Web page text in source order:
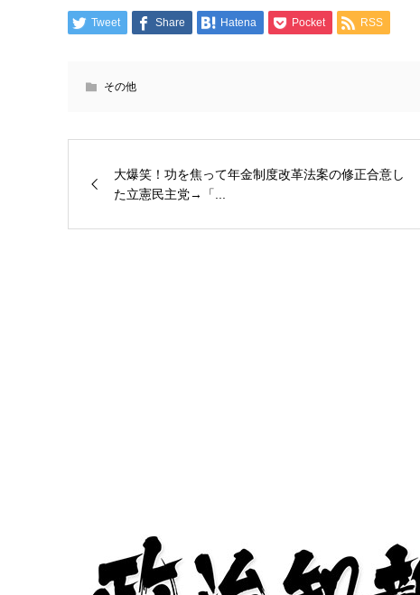
Tweet Share Hatena Pocket RSS
その他
大爆笑！功を焦って年金制度改革法案の修正合意し
た立憲民主党→「...